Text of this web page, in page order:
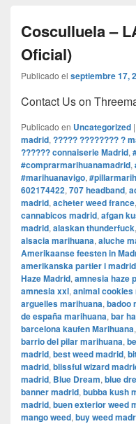
Cosculluela –
Oficial)
Publicado el septiembre 17,
Contact Us on
Publicado en Uncategorized |
madrid, ????? ???????? ?
?????? connaiserie Madrid,
#comprarmarihuanamadrid,
#marihuanavigo,
602174422, 707 headband,
madrid, acheter weed france,
cannabicos madrid, afgan
madrid, alaskan thunderfuck,
alsacia marihuana, aluche
Amerikaanse feesten in
amerikanska partier i madrid
Haze Madrid, amnesia haze
amnesia xxl, animal cookies
arguelles marihuana, badoo
de españa marihuana, bar
barcelona kaufen Marihuana,
barrio del pilar marihuana,
madrid, best weed madrid,
madrid, blissful wizard
madrid, Blue Dream, blue
banner madrid, bubba kush
madrid, buen exterior weed
mango weed, buy weed